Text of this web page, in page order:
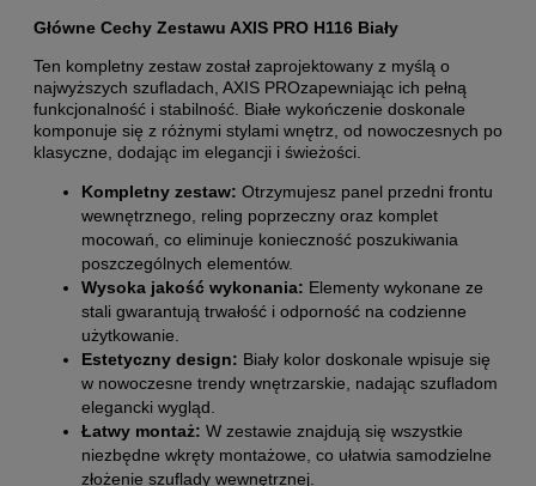
Główne Cechy Zestawu AXIS PRO H116 Biały
Ten kompletny zestaw został zaprojektowany z myślą o
najwyższych szufladach, AXIS PROzapewniając ich pełną
funkcjonalność i stabilność. Białe wykończenie doskonale
komponuje się z różnymi stylami wnętrz, od nowoczesnych po
klasyczne, dodając im elegancji i świeżości.
Kompletny zestaw: Otrzymujesz panel przedni frontu
wewnętrznego, reling poprzeczny oraz komplet
mocowań, co eliminuje konieczność poszukiwania
poszczególnych elementów.
Wysoka jakość wykonania: Elementy wykonane ze
stali gwarantują trwałość i odporność na codzienne
użytkowanie.
Estetyczny design: Biały kolor doskonale wpisuje się
w nowoczesne trendy wnętrzarskie, nadając szufladom
elegancki wygląd.
Łatwy montaż: W zestawie znajdują się wszystkie
niezbędne wkręty montażowe, co ułatwia samodzielne
złożenie szuflady wewnętrznej.